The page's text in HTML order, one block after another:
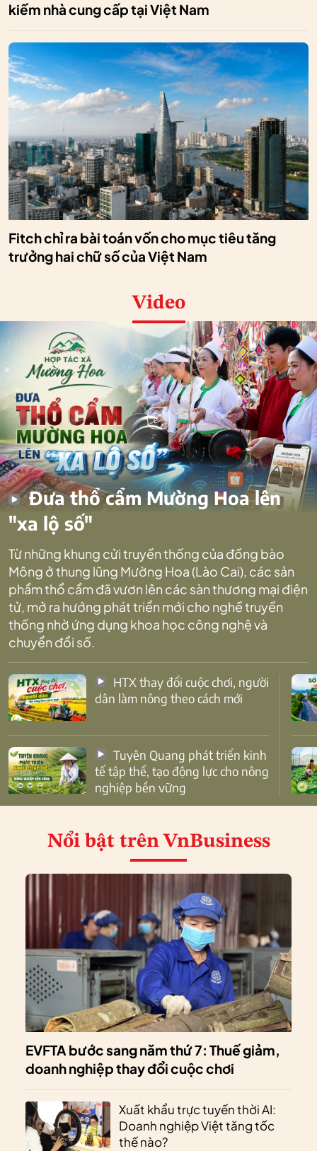
kiếm nhà cung cấp tại Việt Nam
Fitch chỉ ra bài toán vốn cho mục tiêu tăng
trưởng hai chữ số của Việt Nam
Video
Đưa thổ cẩm Mường Hoa lên
"xa lộ số"
Từ những khung cửi truyền thống của đồng bào
Mông ở thung lũng Mường Hoa (Lào Cai), các sản
phẩm thổ cẩm đã vươn lên các sàn thương mại điện
tử, mở ra hướng phát triển mới cho nghề truyền
thống nhờ ứng dụng khoa học công nghệ và
chuyển đổi số.
dân làm nông theo cách mới
tế tập thể, tạo động lực cho nông
nghiệp bền vững
Nổi bật trên VnBusiness
EVFTA bước sang năm thứ 7: Thuế giảm,
doanh nghiệp thay đổi cuộc chơi
Xuất khẩu trực tuyến thời AI:
Doanh nghiệp Việt tăng tốc
thế nào?